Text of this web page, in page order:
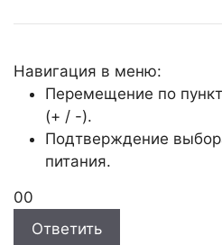
Навигация в меню:
Перемещение по
(+ / -).
Подтверждение
питания.
Голосуйте
0Голосуйте
0
Ответить